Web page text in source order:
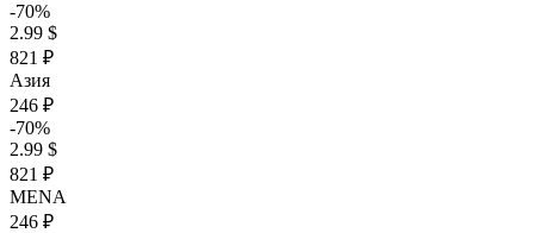
-70%
2.99 $
821 ₽
Азия
246 ₽
-70%
2.99 $
821 ₽
MENA
246 ₽